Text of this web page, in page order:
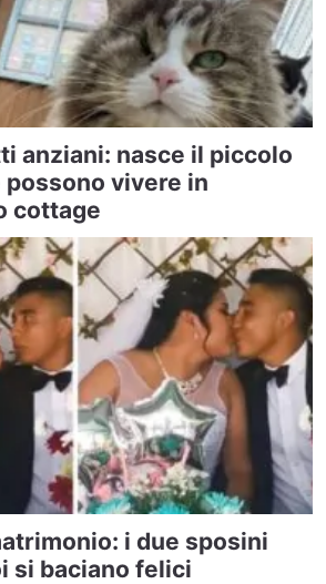
anziani: nasce il piccolo
vivere in
cottage
i due sposini
si baciano felici